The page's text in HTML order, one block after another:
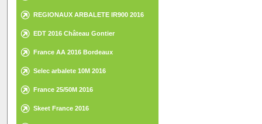
REGIONAUX ARBALETE IR900 2016
EDT 2016 Château Gontier
France AA 2016 Bordeaux
Selec arbalete 10M 2016
France 25/50M 2016
Skeet France 2016